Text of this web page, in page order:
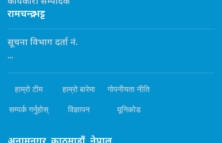
रामचन्द्र भट्ट
सूचना विभाग दर्ता नं.
...
हाम्रो टीम हाम्रो बारेमा गोपनीयता नीति
सम्पर्क गर्नुहोस् विज्ञापन यूनिकोड